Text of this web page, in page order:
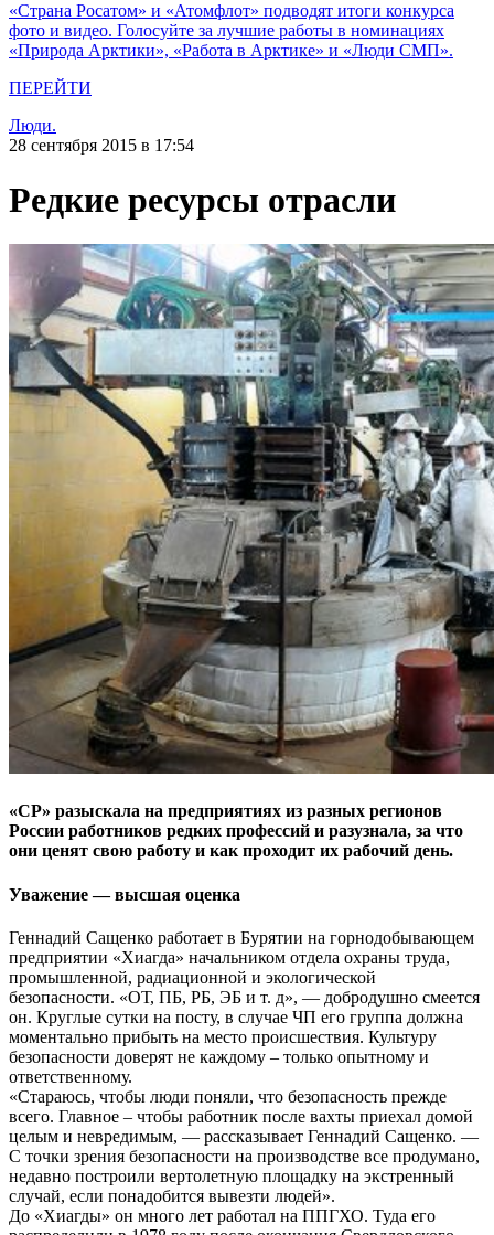
«Страна Росатом» и «Атомфлот» подводят итоги конкурса
фото и видео. Голосуйте за лучшие работы в номинациях
«Природа Арктики», «Работа в Арктике» и «Люди СМП».
ПЕРЕЙТИ
Люди.
28 сентября 2015 в 17:54
Редкие ресурсы отрасли
«СР» разыскала на предприятиях из разных регионов
России работников редких профессий и разузнала, за что
они ценят свою работу и как проходит их рабочий день.
Уважение — высшая оценка
Геннадий Сащенко работает в Бурятии на горнодобывающем
предприятии «Хиагда» начальником отдела охраны труда,
промышленной, радиационной и экологической
безопасности. «ОТ, ПБ, РБ, ЭБ и т. д», — добродушно смеется
он. Круглые сутки на посту, в случае ЧП его группа должна
моментально прибыть на место происшествия. Культуру
безопасности доверят не каждому – только опытному и
ответственному.
«Стараюсь, чтобы люди поняли, что безопасность прежде
всего. Главное – чтобы работник после вахты приехал домой
целым и невредимым, — рассказывает Геннадий Сащенко. —
С точки зрения безопасности на производстве все продумано,
недавно построили вертолетную площадку на экстренный
случай, если понадобится вывезти людей».
До «Хиагды» он много лет работал на ППГХО. Туда его